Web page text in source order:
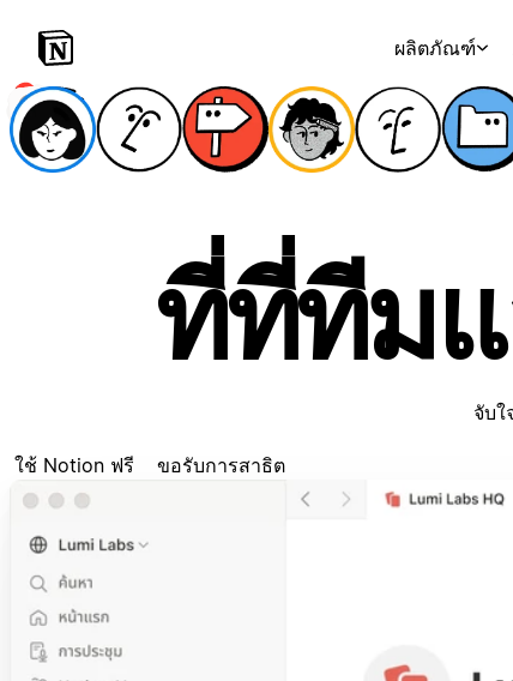
ผลิตภัณฑ์
ที่ที่ทีมแ
จับ
ใช้ Notion ฟรี ขอรับการสาธิต